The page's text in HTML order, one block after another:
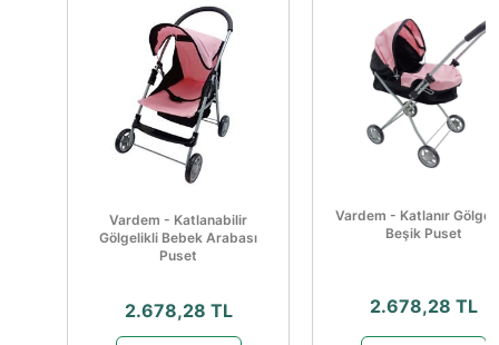
Vardem - Katlanabilir
Gölgelikli Bebek Arabası
Puset
2.678,28 TL
Vardem - Katlanır
Beşik Puset
2.678,28 TL